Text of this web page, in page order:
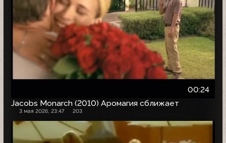
00:24
Jacobs Monarch (2010) Аромагия сближает
3 мая 2026, 23:47 203